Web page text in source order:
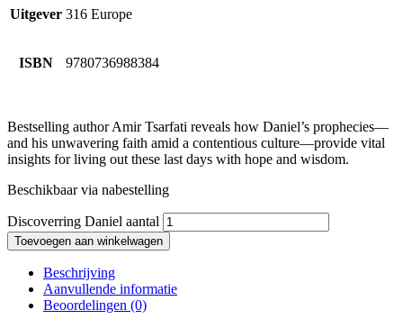
Uitgever 316 Europe
ISBN 9780736988384
Bestselling author Amir Tsarfati reveals how Daniel’s prophecies—
and his unwavering faith amid a contentious culture—provide vital
insights for living out these last days with hope and wisdom.
Beschikbaar via nabestelling
Discoverring Daniel aantal
Toevoegen aan winkelwagen
Beschrijving
Aanvullende informatie
Beoordelingen (0)